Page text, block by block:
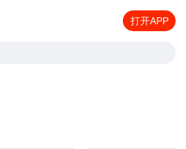
打开APP